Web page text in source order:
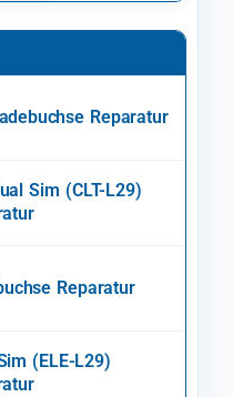
Reparatur
Sim (CLT-L29)
Reparatur
(ELE-L29)